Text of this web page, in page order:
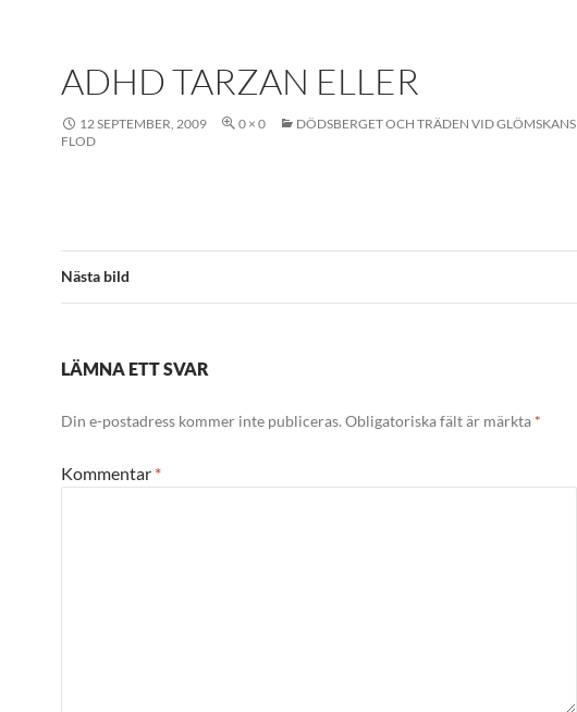
ADHD TARZAN ELLER
12 SEPTEMBER, 2009 0 × 0
DÖDSBERGET OCH TRÄDEN VID GLÖMSKANS
FLOD
Nästa bild
LÄMNA ETT SVAR
Din e-postadress kommer inte publiceras. Obligatoriska fält är märkta *
Kommentar *